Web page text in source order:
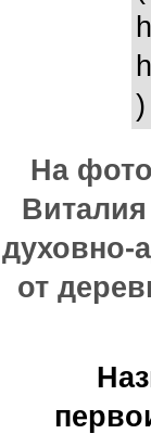
)
На
духовно-
от